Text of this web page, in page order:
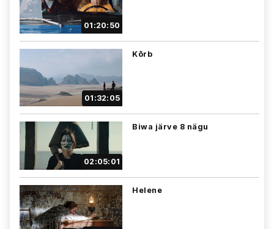
01:20:50
01:32:05
Kõrb
02:05:01
Biwa järve 8 nägu
Helene